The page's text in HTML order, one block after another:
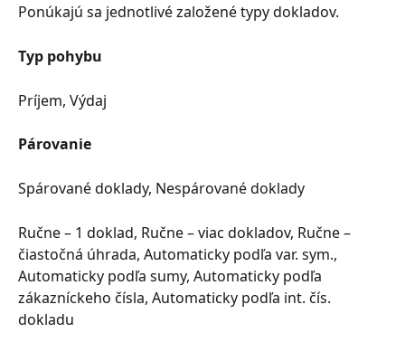
Ponúkajú sa jednotlivé založené typy dokladov.
Typ pohybu
Príjem, Výdaj
Párovanie
Spárované doklady, Nespárované doklady
Ručne – 1 doklad, Ručne – viac dokladov, Ručne –
čiastočná úhrada, Automaticky podľa var. sym.,
Automaticky podľa sumy, Automaticky podľa
zákazníckeho čísla, Automaticky podľa int. čís.
dokladu